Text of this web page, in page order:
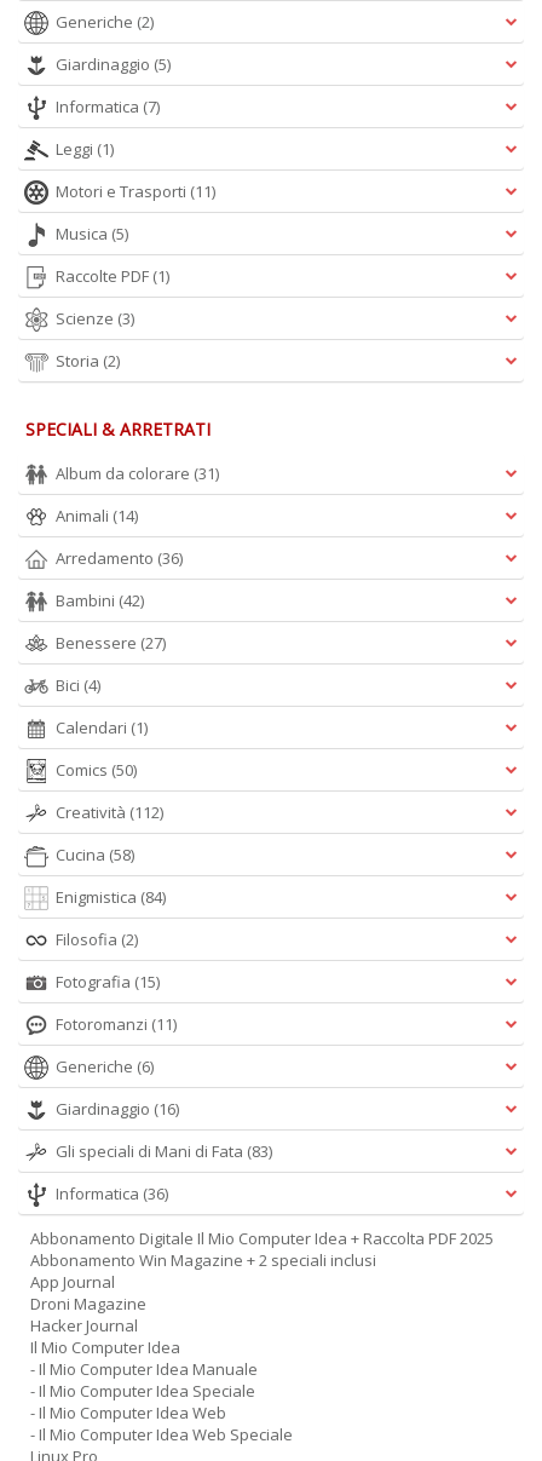
Generiche (2)
Giardinaggio (5)
Informatica (7)
Leggi (1)
Motori e Trasporti (11)
Musica (5)
Raccolte PDF (1)
Scienze (3)
Storia (2)
SPECIALI & ARRETRATI
Album da colorare (31)
Animali (14)
Arredamento (36)
Bambini (42)
Benessere (27)
Bici (4)
Calendari (1)
Comics (50)
Creatività (112)
Cucina (58)
Enigmistica (84)
Filosofia (2)
Fotografia (15)
Fotoromanzi (11)
Generiche (6)
Giardinaggio (16)
Gli speciali di Mani di Fata (83)
Informatica (36)
Abbonamento Digitale Il Mio Computer Idea + Raccolta PDF 2025
Abbonamento Win Magazine + 2 speciali inclusi
App Journal
Droni Magazine
Hacker Journal
Il Mio Computer Idea
- Il Mio Computer Idea Manuale
- Il Mio Computer Idea Speciale
- Il Mio Computer Idea Web
- Il Mio Computer Idea Web Speciale
Linux Pro